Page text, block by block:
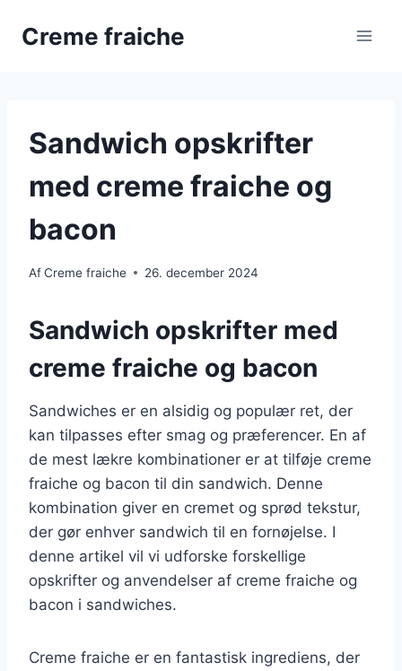
Creme fraiche
Sandwich opskrifter
med creme fraiche og
bacon
AfCreme fraiche 26. december 2024
Sandwich opskrifter med
creme fraiche og bacon
Sandwiches er en alsidig og populær ret, der
kan tilpasses efter smag og præferencer. En af
de mest lækre kombinationer er at tilføje creme
fraiche og bacon til din sandwich. Denne
kombination giver en cremet og sprød tekstur,
der gør enhver sandwich til en fornøjelse. I
denne artikel vil vi udforske forskellige
opskrifter og anvendelser af creme fraiche og
bacon i sandwiches.
Creme fraiche er en fantastisk ingrediens, der